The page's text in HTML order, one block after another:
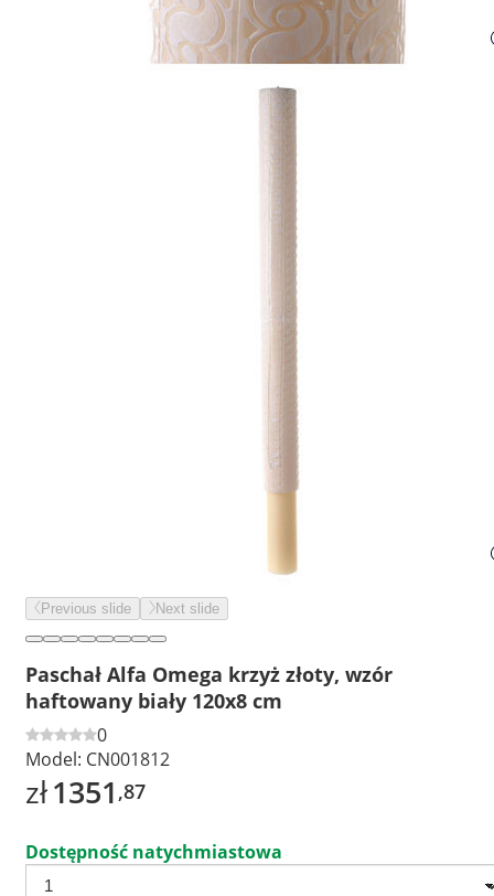
Previous slide Next slide
Paschał Alfa Omega krzyż złoty, wzór
haftowany biały 120x8 cm
0
Model: CN001812
zł1351 ,87
Dostępność natychmiastowa